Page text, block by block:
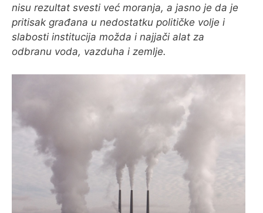
SPORT
VIŠE OD TWITA
O MENI
nisu rezultat svesti već moranja, a jasno je da je
pritisak građana u nedostatku političke volje i
slabosti institucija možda i najjači alat za
odbranu voda, vazduha i zemlje.